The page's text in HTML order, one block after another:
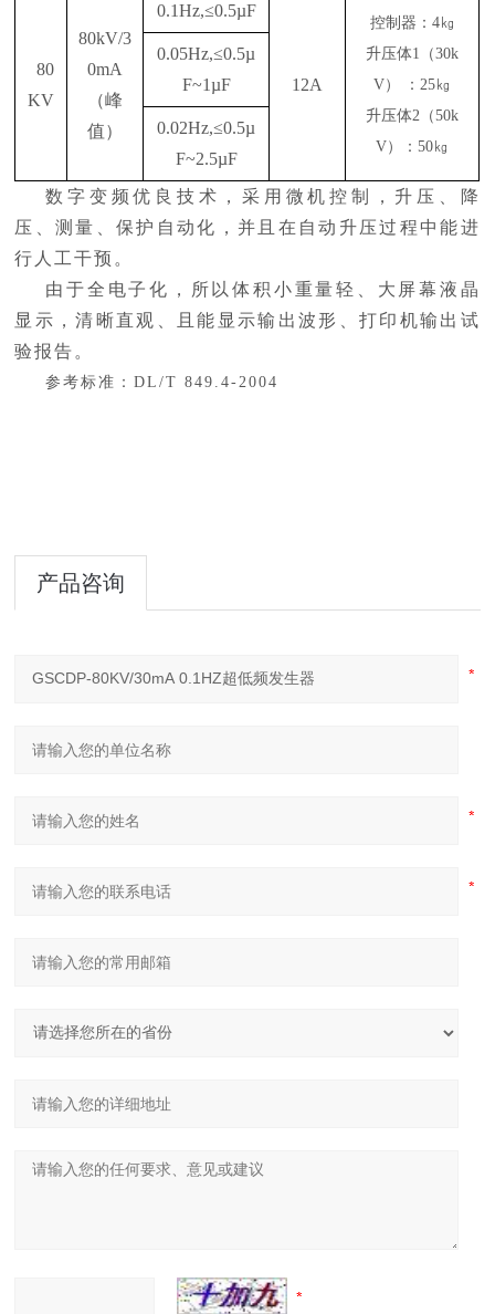
80
KV
80kV/3
0mA
（峰
值）
0.1Hz,≤0.5µF
12A
控制器： 4㎏
升压体1（30k
V） ：25㎏
升压体2（50k
V）：50㎏
0.05Hz,≤0.5µ
F~1µF
0.02Hz,≤0.5µ
F~2.5µF
数字变频优良技术，采用微机控制，升压、降
压、测量、保护自动化，并且在自动升压过程中能进
行人工干预。
由于全电子化，所以体积小重量轻、大屏幕液晶
显示，清晰直观、且能显示输出波形、打印机输出试
验报告。
参考标准：DL/T 849.4-2004
产品咨询